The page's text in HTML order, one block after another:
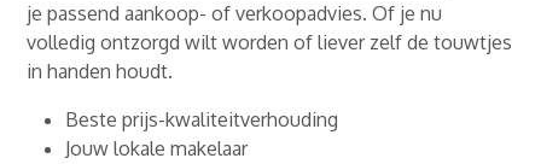
je passend aankoop- of verkoopadvies. Of je nu
volledig ontzorgd wilt worden of liever zelf de touwtjes
in handen houdt.
Beste prijs-kwaliteitverhouding
Jouw lokale makelaar